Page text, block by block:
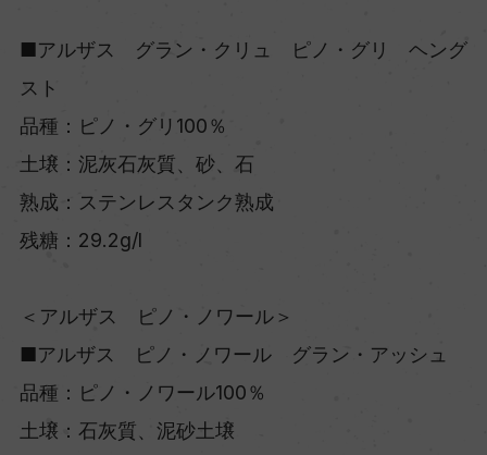
■アルザス グラン・クリュ ピノ・グリ ヘング
スト
品種：ピノ・グリ100％
土壌：泥灰石灰質、砂、石
熟成：ステンレスタンク熟成
残糖：29.2g/l
＜アルザス ピノ・ノワール＞
■アルザス ピノ・ノワール グラン・アッシュ
品種：ピノ・ノワール100％
土壌：石灰質、泥砂土壌